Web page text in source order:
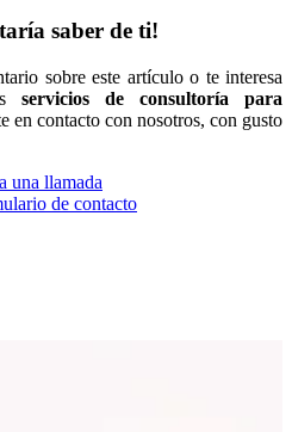
saber de ti!
sobre este artículo o te interesa
servicios de consultoría para
en contacto con nosotros, con gusto
una llamada
de contacto